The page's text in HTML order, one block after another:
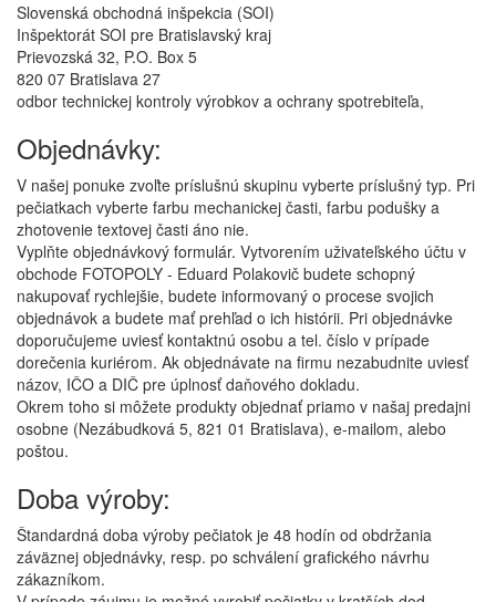
Slovenská obchodná inšpekcia (SOI)
Inšpektorát SOI pre Bratislavský kraj
Prievozská 32, P.O. Box 5
820 07 Bratislava 27
odbor technickej kontroly výrobkov a ochrany spotrebiteľa,
Objednávky:
V našej ponuke zvoľte príslušnú skupinu vyberte príslušný typ. Pri
pečiatkach vyberte farbu mechanickej časti, farbu podušky a
zhotovenie textovej časti áno nie.
Vyplňte objednávkový formulár. Vytvorením uživateľského účtu v
obchode FOTOPOLY - Eduard Polakovič budete schopný
nakupovať rychlejšie, budete informovaný o procese svojich
objednávok a budete mať prehľad o ich histórii. Pri objednávke
doporučujeme uviesť kontaktnú osobu a tel. číslo v prípade
dorečenia kuriérom. Ak objednávate na firmu nezabudnite uviesť
názov, IČO a DIČ pre úplnosť daňového dokladu.
Okrem toho si môžete produkty objednať priamo v našaj predajni
osobne (Nezábudková 5, 821 01 Bratislava), e-mailom, alebo
poštou.
Doba výroby:
Štandardná doba výroby pečiatok je 48 hodín od obdržania
záväznej objednávky, resp. po schválení grafického návrhu
zákazníkom.